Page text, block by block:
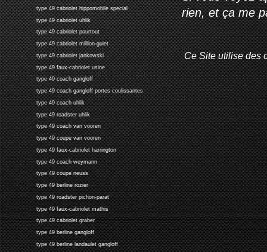
type 49 cabriolet hippomobile special
type 49 cabriolet uhlik
type 49 cabriolet pourtout
type 49 cabriolet million-guiet
type 49 cabriolet jankowski
type 49 faux-cabriolet usine
type 49 coach gangloff
type 49 coach gangloff portes coulissantes
type 49 coach uhlik
type 49 roadster uhlik
type 49 coach van vooren
type 49 coupe van vooren
type 49 faux-cabriolet harrington
type 49 coach weymann
type 49 coupe neuss
type 49 berline rozier
type 49 roadster pichon-parat
type 49 faux-cabriolet mathis
type 49 cabriolet graber
type 49 berline gangloff
type 49 berline landaulet gangloff
rien, et ça me
Ce Site utilise des